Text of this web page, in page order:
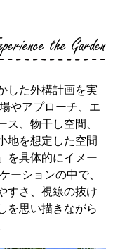
the Garden
した外構計画を実
やアプローチ、エ
ス、物干し空間、
地を想定した空間
を具体的にイメー
ーションの中で、
すさ、視線の抜け
を思い描きながら